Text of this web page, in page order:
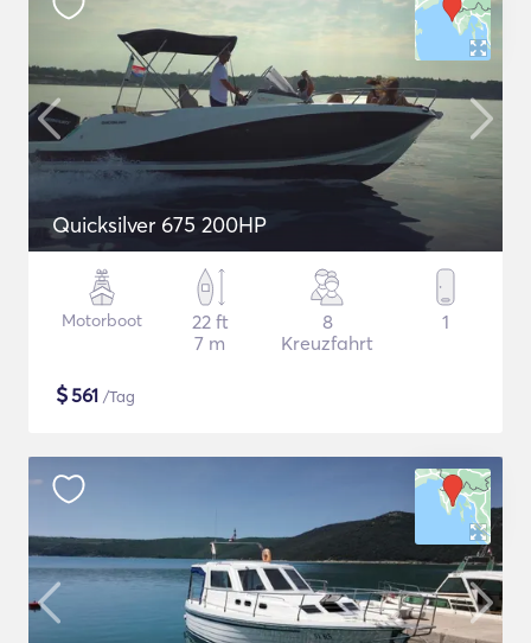
Quicksilver 675 200HP
Motorboot
22 ft
7 m
8
Kreuzfahrt
1
$561 /Tag